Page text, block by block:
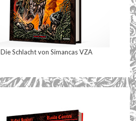
Die Schlacht von Simancas VZA